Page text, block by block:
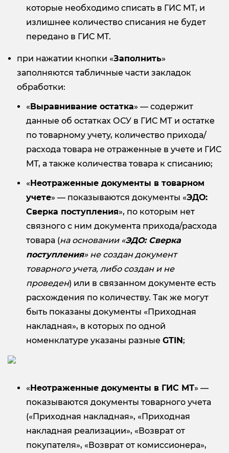
которые необходимо списать в ГИС МТ, и
излишнее количество списания не будет
передано в ГИС МТ.
при нажатии кнопки «Заполнить»
заполняются табличные части закладок
обработки:
« Выравнивание остатка» — содержит
данные об остатках ОСУ в ГИС МТ и остатке
по товарному учету, количество прихода/
расхода товара не отраженные в учете и ГИС
МТ, а также количества товара к списанию;
« Неотраженные документы в товарном
учете» — показываются документы «ЭДО:
Сверка поступления», по которым нет
связного с ним документа прихода/расхода
товара (на основании «ЭДО: Сверка
поступления» не создандокумент
товарного учета, либо создан и не
проведен) или в связанном документе есть
расхождения по количеству. Так же могут
быть показаны документы «Приходная
накладная», в которых по одной
номенклатуре указаны разные GTIN;
« Неотраженные документы в ГИС МТ» —
показываются документы товарного учета
(«Приходная накладная», «Приходная
накладная реализации», «Возврат от
покупателя», «Возврат от комиссионера»,